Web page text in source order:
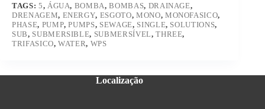
TAGS: 5, ÁGUA, BOMBA,BOMBAS, DRAINAGE,
DRENAGEM, ENERGY, ESGOTO, MONO, MONOFASICO,
PHASE, PUMP,PUMPS, SEWAGE, SINGLE, SOLUTIONS,
SUB, SUBMERSIBLE, SUBMERSÍVEL,THREE,
TRIFASICO,WATER, WPS
Localização